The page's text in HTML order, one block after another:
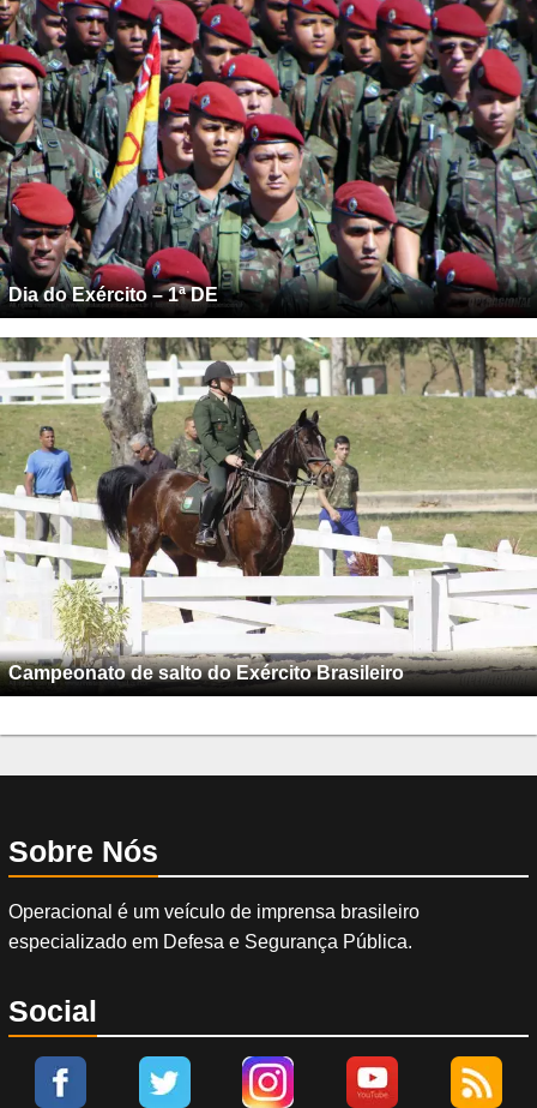
Dia do Exército – 1ª DE
Campeonato de salto do Exército Brasileiro
Sobre Nós
Operacional é um veículo de imprensa brasileiro
especializado em Defesa e Segurança Pública.
Social